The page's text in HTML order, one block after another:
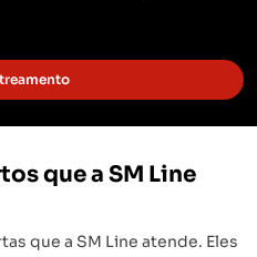
que a SM Line
que a SM Line atende. Eles